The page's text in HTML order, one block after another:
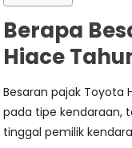
Berapa
Hiace
Besaran pajak Toyota
pada tipe kendaraan,
tinggal pemilik